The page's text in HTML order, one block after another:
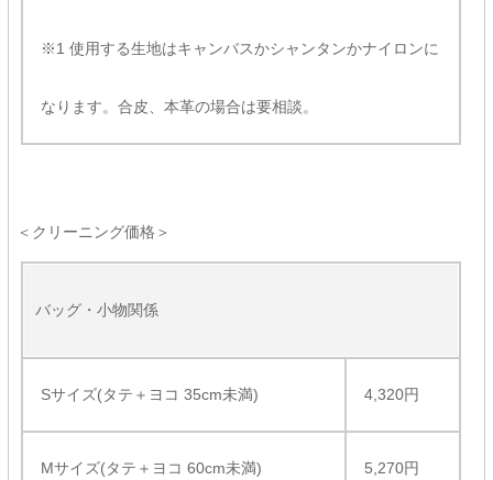
※1 使用する生地はキャンバスかシャンタンかナイロンに
なります。合皮、本革の場合は要相談。
＜クリーニング価格＞
バッグ・小物関係
Sサイズ(タテ＋ヨコ 35cm未満) 4,320円
Mサイズ(タテ＋ヨコ 60cm未満) 5,270円